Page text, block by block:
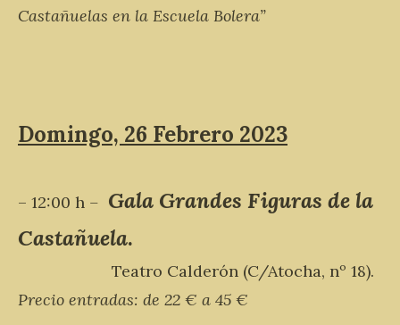
Castañuelas en la Escuela Bolera”
Domingo, 26 Febrero 2023
– 12:00 h – Gala Grandes Figuras de la
Castañuela.
Teatro Calderón (C/Atocha, nº 18).
Precio entradas: de 22 € a 45 €